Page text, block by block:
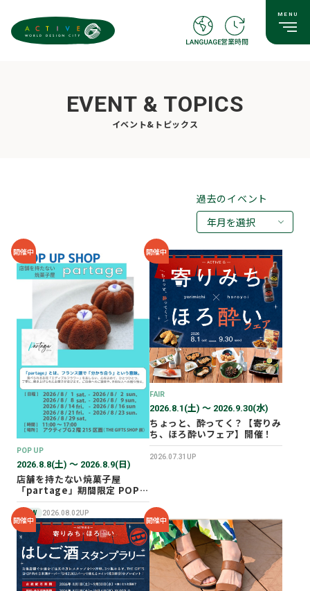
EVENT & TOPICS
イベント&トピックス
過去のイベント
年月を選択
2026年07月
2026年05月
2026年03月
2026年02月
2025年12月
2025年11月
2025年10月
開催中
POP UP
2026.8.8(土) 〜 2026.8.9(日)
店舗を持たない焼菓子屋
「partage」期間限定 POP
UP SHOP オープン！
NEW 2026.08.02UP
開催中
FAIR
2026.8.1(土) 〜 2026.9.30(水)
ちょっと、酔ってく？【寄りみ
ち、ほろ酔いフェア】開催！
2026.07.31UP
開催中 開催中